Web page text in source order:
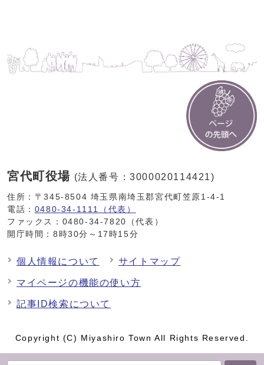
宮代町役場 (法人番号：3000020114421)
住所：〒345-8504 埼玉県南埼玉郡宮代町笠原1-4-1
電話： 0480-34-1111（代表）
ファックス：0480-34-7820（代表）
開庁時間：8時30分～17時15分
個人情報について サイトマップ
マイページの機能の使い方
記事ID検索について
Copyright (C) Miyashiro Town All Rights Reserved.